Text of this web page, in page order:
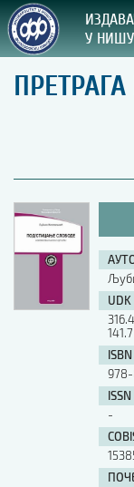
У НИШУ
УПУТСТВА
Правилник о
Упутство
Упутство
Изјава о
Изјава о лектури
Изјава о
Упутство за
Уговор са
UDK
316.4
141.7
ISBN
ISSN
-